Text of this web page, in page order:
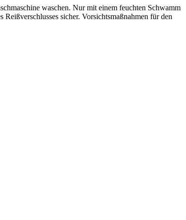
waschen. Nur mit einem feuchten Schwamm
sicher. Vorsichtsmaßnahmen für den